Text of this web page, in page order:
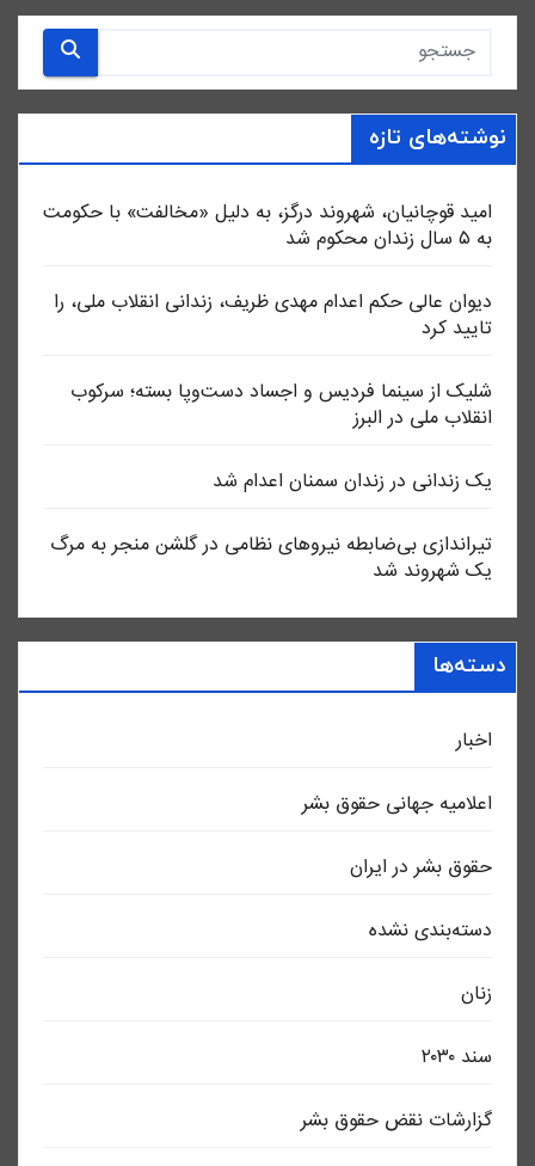
نوشته‌های تازه
امید قوچانیان، شهروند درگز، به دلیل «مخالفت» با حکومت
به ۵ سال زندان محکوم شد
دیوان عالی حکم اعدام مهدی ظریف، زندانی انقلاب ملی، را
تایید کرد
شلیک از سینما فردیس و اجساد دست‌وپا بسته؛ سرکوب
انقلاب ملی در البرز
یک زندانی در زندان سمنان اعدام شد
تیراندازی بی‌ضابطه نیروهای نظامی در گلشن منجر به مرگ
یک شهروند شد
دسته‌ها
اخبار
اعلاميه جهانی حقوق بشر
حقوق بشر در ایران
دسته‌بندی نشده
زنان
سند ٢٠٣٠
گزارشات نقض حقوق بشر